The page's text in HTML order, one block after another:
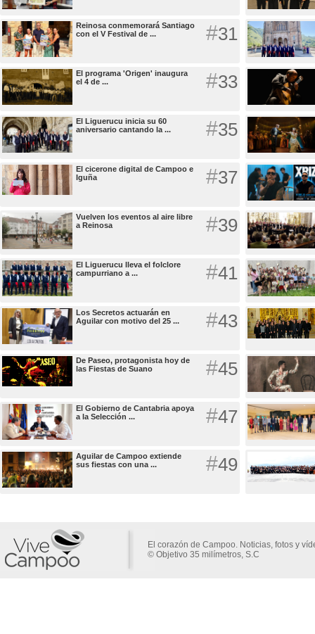
#31
Reinosa conmemorará Santiago
con el V Festival de ...
#33
El programa 'Origen' inaugura
el 4 de ...
#35
El Liguerucu inicia su 60
aniversario cantando la ...
#37
El cicerone digital de Campoo e
Iguña
#39
Vuelven los eventos al aire libre
a Reinosa
#41
El Liguerucu lleva el folclore
campurriano a ...
#43
Los Secretos actuarán en
Aguilar con motivo del 25 ...
#45
De Paseo, protagonista hoy de
las Fiestas de Suano
#47
El Gobierno de Cantabria apoya
a la Selección ...
#49
Aguilar de Campoo extiende
sus fiestas con una ...
El corazón de Campoo. Noticias, fotos y
© Objetivo 35 milímetros, S.C